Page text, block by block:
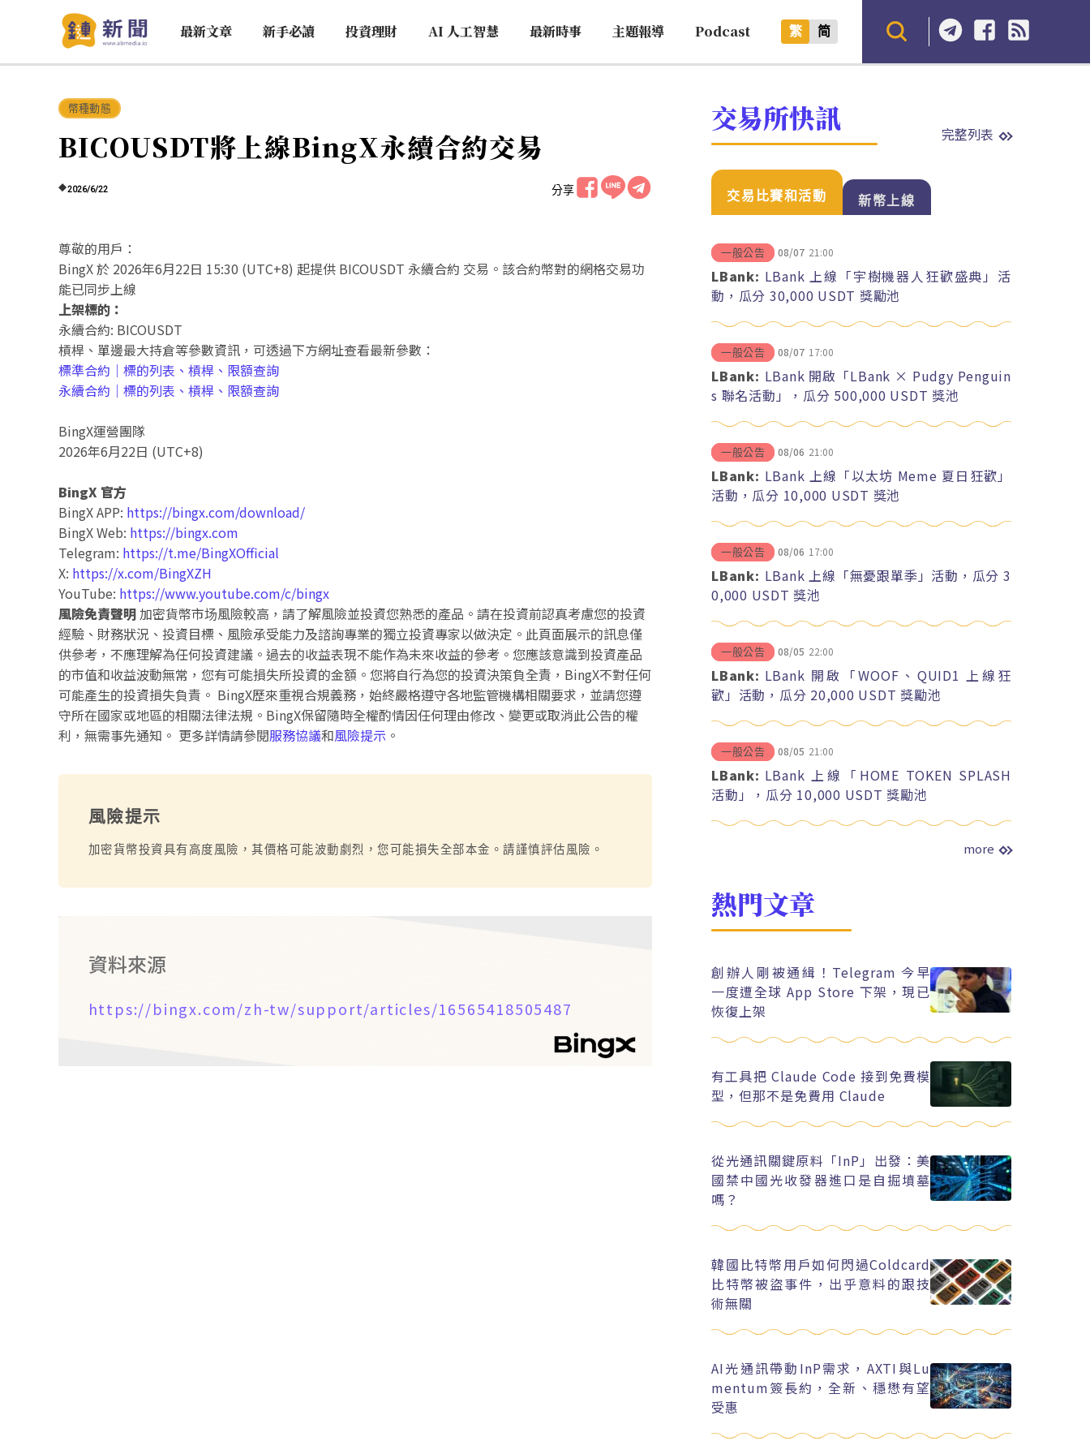
最新文章 新手必讀 投資理財 AI 人工智慧 最新時事 主題報導 Podcast 繁 简
幣種動態
BICOUSDT將上線BingX永續合約交易
2026/6/22 分享
尊敬的用戶：
BingX 於 2026年6月22日 15:30 (UTC+8) 起提供 BICOUSDT 永續合約 交易。該合約幣對的網格交易功
能已同步上線
上架標的：
永續合約: BICOUSDT
槓桿、單邊最大持倉等參數資訊，可透過下方網址查看最新參數：
標準合約｜標的列表、槓桿、限額查詢
永續合約｜標的列表、槓桿、限額查詢
BingX運營團隊
2026年6月22日 (UTC+8)
BingX 官方
BingX APP: https://bingx.com/download/
BingX Web: https://bingx.com
Telegram: https://t.me/BingXOfficial
X: https://x.com/BingXZH
YouTube: https://www.youtube.com/c/bingx
風險免責聲明加密貨幣市场風險較高，請了解風險並投資您熟悉的產品。請在投資前認真考慮您的投資
經驗、財務狀況、投資目標、風險承受能力及諮詢專業的獨立投資專家以做決定。此頁面展示的訊息僅
供參考，不應理解為任何投資建議。過去的收益表現不能作為未來收益的參考。您應該意識到投資產品
的市值和收益波動無常，您有可能損失所投資的金額。您將自行為您的投資決策負全責，BingX不對任何
可能產生的投資損失負責。 BingX歷來重視合規義務，始終嚴格遵守各地監管機構相關要求，並請您遵
守所在國家或地區的相關法律法規。BingX保留隨時全權酌情因任何理由修改、變更或取消此公告的權
利，無需事先通知。 更多詳情請參閱服務協議和風險提示 。
風險提示
加密貨幣投資具有高度風險，其價格可能波動劇烈，您可能損失全部本金。請謹慎評估風險。
資料來源
https://bingx.com/zh-tw/support/articles/16565418505487
交易所快訊 完整列表
交易比賽和活動 新幣上線
一般公告 08/07 21:00
LBank: LBank 上線「宇樹機器人狂歡盛典」活
動，瓜分 30,000 USDT 獎勵池
一般公告 08/07 17:00
LBank: LBank 開啟「LBank × Pudgy Penguin
s 聯名活動」，瓜分 500,000 USDT 獎池
一般公告 08/06 21:00
LBank: LBank 上線「以太坊 Meme 夏日狂歡」
活動，瓜分 10,000 USDT 獎池
一般公告 08/06 17:00
LBank: LBank 上線「無憂跟單季」活動，瓜分 3
0,000 USDT 獎池
一般公告 08/05 22:00
LBank: LBank 開啟「WOOF、QUID1 上線狂
歡」活動，瓜分 20,000 USDT 獎勵池
一般公告 08/05 21:00
LBank: LBank 上線「HOME TOKEN SPLASH
活動」，瓜分 10,000 USDT 獎勵池
more
熱門文章
創辦人剛被通緝！Telegram 今早
一度遭全球 App Store 下架，現已
恢復上架
有工具把 Claude Code 接到免費模
型，但那不是免費用 Claude
從光通訊關鍵原料「InP」出發：美
國禁中國光收發器進口是自掘墳墓
嗎？
韓國比特幣用戶如何閃過Coldcard
比特幣被盜事件，出乎意料的跟技
術無關
AI光通訊帶動InP需求，AXTI與Lu
mentum簽長約，全新、穩懋有望
受惠